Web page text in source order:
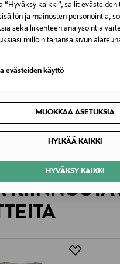
“Hyväksy kaikki”, sallit evästeiden
ja mainosten personointia,
sekä liikenteen analysointia
milloin tahansa sivun
evästeiden käyttö
MUOKKAA ASETUKSIA
HYLKÄÄ KAIKKI
HYVÄKSY KAIKKI
lämmössä.
Oyj
Lindex Group Oyj,
SILK